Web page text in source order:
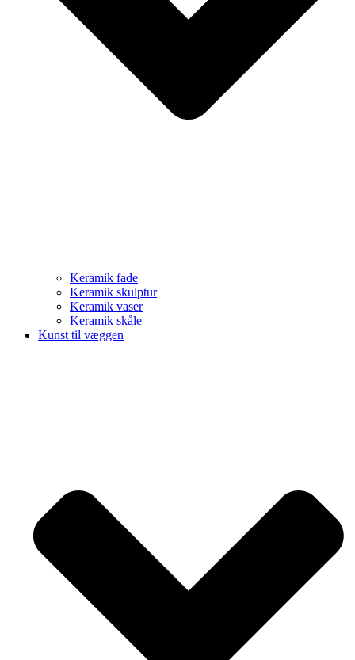
Keramik fade
Keramik skulptur
Keramik vaser
Keramik skåle
Kunst til væggen